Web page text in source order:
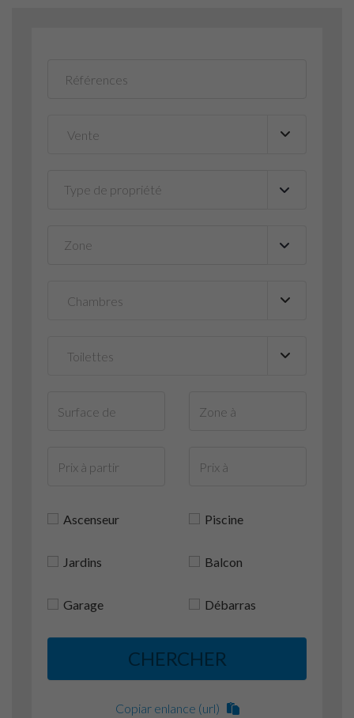
Type de propriété ▼
Zone ▼
Ascenseur Piscine
Jardins Balcon
Garage Débarras
CHERCHER
Copiar enlance (url)